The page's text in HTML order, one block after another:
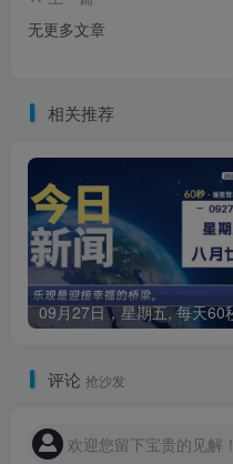
无更多文章
相关推荐
评论 抢沙发
欢迎您留下宝贵的见解！